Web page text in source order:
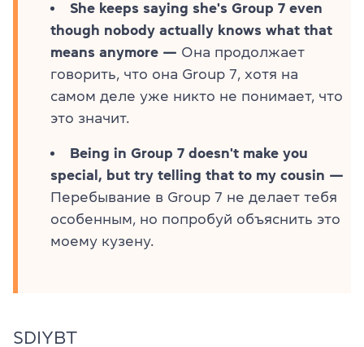
She keeps saying she's Group 7 even
though nobody actually knows what that
means anymore — Она продолжает
говорить, что она Group 7, хотя на
самом деле уже никто не понимает, что
это значит.
Being in Group 7 doesn't make you
special, but try telling that to my cousin —
Перебывание в Group 7 не делает тебя
особенным, но попробуй объяснить это
моему кузену.
SDIYBT